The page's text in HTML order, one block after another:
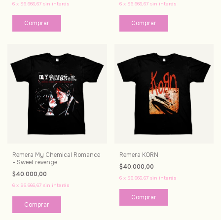
6 x $6.666,67 sin interés
Comprar
6 x $6.666,67 sin interés
Comprar
Remera My Chemical Romance
- Sweet revenge
$40.000,00
6 x $6.666,67 sin interés
Comprar
Remera KORN
$40.000,00
6 x $6.666,67 sin interés
Comprar